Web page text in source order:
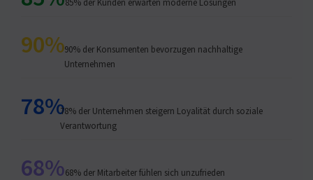
85% der Kunden erwarten moderne Lösungen
90%90% der Konsumenten bevorzugen nachhaltige
Unternehmen
78%78% der Unternehmen steigern Loyalität durch soziale
Verantwortung
68%68% der Mitarbeiter fühlen sich unzufrieden